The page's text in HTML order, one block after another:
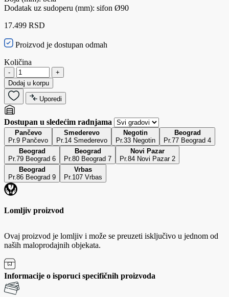
Dodatak uz sudoperu (mm): sifon Ø90
17.499 RSD
Proizvod je dostupan odmah
Količina
-
+
Dodaj u korpu
Uporedi
Dostupan u sledećim radnjama
Pančevo
Pr.9 Pančevo
Smederevo
Pr.14 Smederevo
Negotin
Pr.33 Negotin
Beograd
Pr.77 Beograd 4
Beograd
Pr.79 Beograd 6
Beograd
Pr.80 Beograd 7
Novi Pazar
Pr.84 Novi Pazar 2
Beograd
Pr.86 Beograd 9
Vrbas
Pr.107 Vrbas
Lomljiv proizvod
Ovaj proizvod je lomljiv i može se preuzeti isključivo u jednom od
naših maloprodajnih objekata.
Informacije o isporuci specifičnih proizvoda